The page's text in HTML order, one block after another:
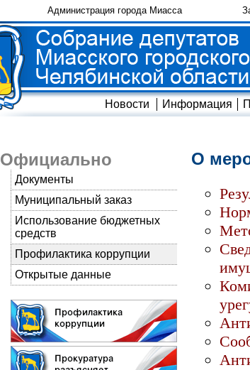
Администрация города Миасса
Новости Информация
Официально
Документы
Муниципальный заказ
Использование бюджетных
средств
Профилактика коррупции
Открытые данные
О